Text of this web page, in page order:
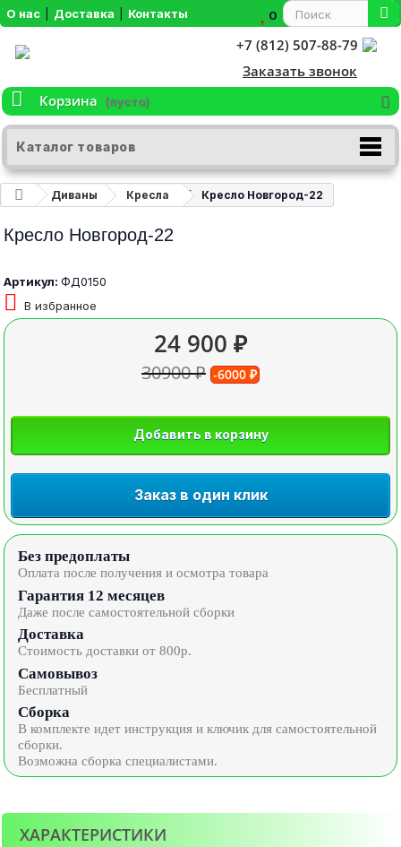
О нас Доставка Контакты 0
+7 (812) 507-88-79
Заказать звонок
Корзина
(пусто)
Каталог товаров
Диваны Кресла Кресло Новгород-22
Кресло Новгород-22
Артикул: ФД0150
В избранное
24 900 ₽
30900 ₽ -6000 ₽
Добавить в корзину
Заказ в один клик
Без предоплаты
Оплата после получения и осмотра товара
Гарантия 12 месяцев
Даже после самостоятельной сборки
Доставка
Стоимость доставки от 800р.
Самовывоз
Бесплатный
Сборка
В комплекте идет инструкция и ключик для самостоятельной
сборки.
Возможна сборка специалистами.
ХАРАКТЕРИСТИКИ